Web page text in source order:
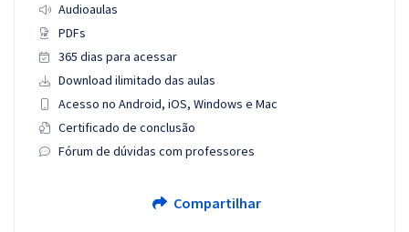
Audioaulas
PDFs
365 dias para acessar
Download ilimitado das aulas
Acesso no Android, iOS, Windows e Mac
Certificado de conclusão
Fórum de dúvidas com professores
Compartilhar